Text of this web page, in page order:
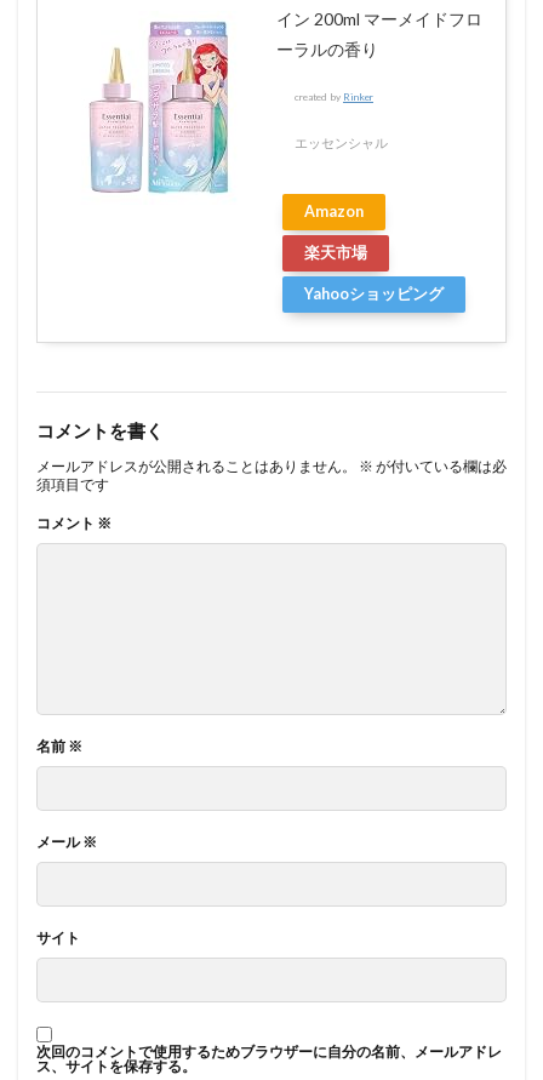
イン 200ml マーメイドフロ
ーラルの香り
created by Rinker
エッセンシャル
Amazon
楽天市場
Yahooショッピング
コメントを書く
メールアドレスが公開されることはありません。 ※ が付いている欄は必
須項目です
コメント ※
名前 ※
メール※
サイト
次回のコメントで使用するためブラウザーに自分の名前、メールアドレ
ス、サイトを保存する。